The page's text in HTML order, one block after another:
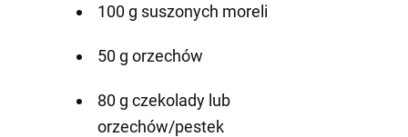
100 g suszonych moreli
50 g orzechów
80 g czekolady lub
orzechów/pestek